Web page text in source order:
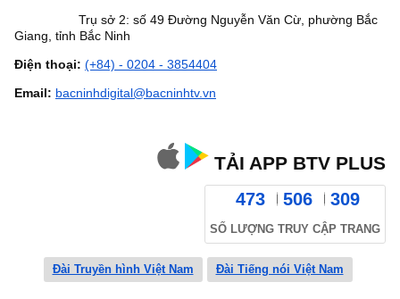
Trụ sở 2: số 49 Đường Nguyễn Văn Cừ, phường Bắc
Giang, tỉnh Bắc Ninh
Điện thoại: (+84) - 0204 - 3854404
Email: bacninhdigital@bacninhtv.vn
TẢI APP BTV PLUS
473 506 309
SỐ LƯỢNG TRUY CẬP TRANG
Đài Truyền hình Việt Nam Đài Tiếng nói Việt Nam